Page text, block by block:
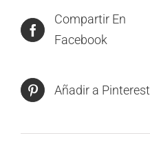
Compartir En
Facebook
Añadir a Pinterest